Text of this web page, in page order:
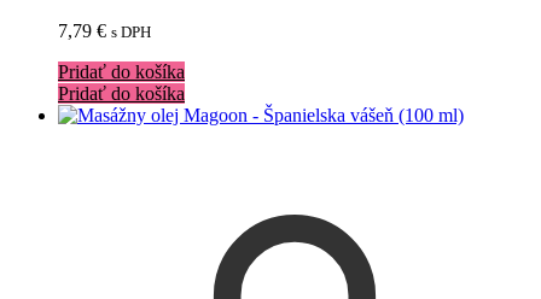
7,79 € s DPH
Pridať do košíka
Pridať do košíka